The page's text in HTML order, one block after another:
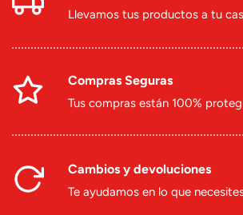
Llevamos tus productos a tu
Compras Seguras
Tus compras están 100%
Cambios y devoluciones
Te ayudamos en lo que